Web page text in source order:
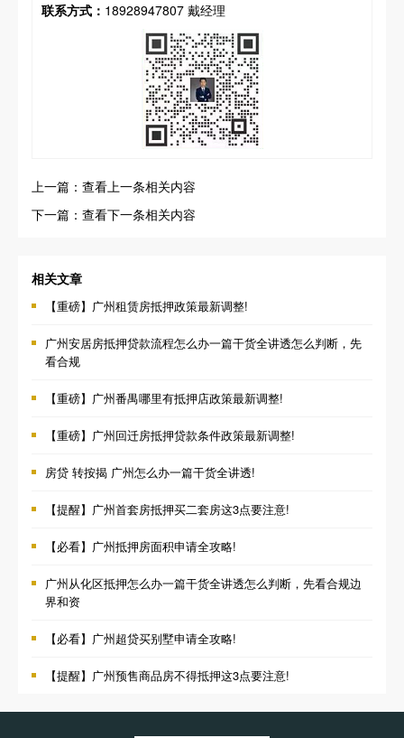
联系方式： 18928947807 戴经理
上一篇：查看上一条相关内容
下一篇：查看下一条相关内容
相关文章
【重磅】广州租赁房抵押政策最新调整!
广州安居房抵押贷款流程怎么办一篇干货全讲透怎么判断，先
看合规
【重磅】广州番禺哪里有抵押店政策最新调整!
【重磅】广州回迁房抵押贷款条件政策最新调整!
房贷 转按揭 广州怎么办一篇干货全讲透!
【提醒】广州首套房抵押买二套房这3点要注意!
【必看】广州抵押房面积申请全攻略!
广州从化区抵押怎么办一篇干货全讲透怎么判断，先看合规边
界和资
【必看】广州超贷买别墅申请全攻略!
【提醒】广州预售商品房不得抵押这3点要注意!